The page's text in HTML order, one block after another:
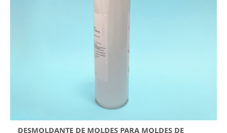
DESMOLDANTE DE MOLDES PARA MOLDES DE